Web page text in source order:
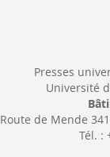
Presses
Université
Route de Mende
Tél. :